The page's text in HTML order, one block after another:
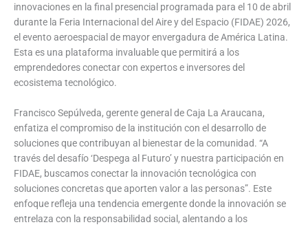
innovaciones en la final presencial programada para el 10 de abril
durante la Feria Internacional del Aire y del Espacio (FIDAE) 2026,
el evento aeroespacial de mayor envergadura de América Latina.
Esta es una plataforma invaluable que permitirá a los
emprendedores conectar con expertos e inversores del
ecosistema tecnológico.
Francisco Sepúlveda, gerente general de Caja La Araucana,
enfatiza el compromiso de la institución con el desarrollo de
soluciones que contribuyan al bienestar de la comunidad. “A
través del desafío ‘Despega al Futuro’ y nuestra participación en
FIDAE, buscamos conectar la innovación tecnológica con
soluciones concretas que aporten valor a las personas”. Este
enfoque refleja una tendencia emergente donde la innovación se
entrelaza con la responsabilidad social, alentando a los